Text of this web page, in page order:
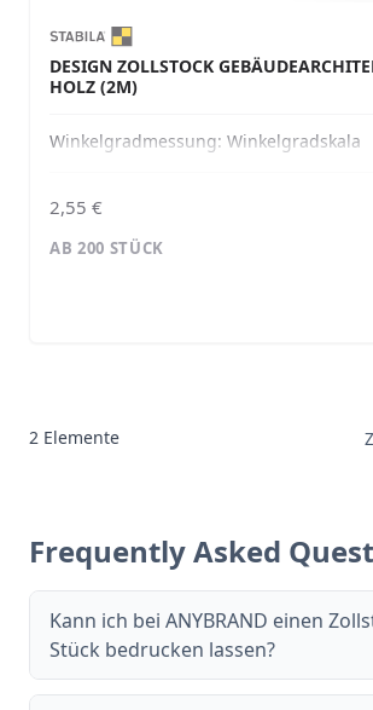
DESIGN ZOLLSTOCK
HOLZ (2M)
Winkelgradmessung: Winkelgradskala
2,55 €
AB 200 STÜCK
2 Elemente
Frequently Asked
Kann ich bei ANYBRAND einen
Stück bedrucken lassen?